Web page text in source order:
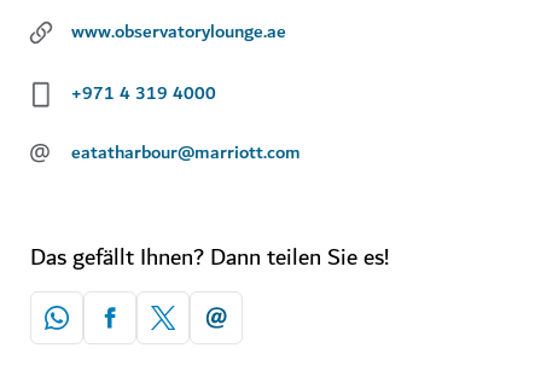
www.observatorylounge.ae
+971 4 319 4000
@ eatatharbour@marriott.com
Das gefällt Ihnen? Dann teilen Sie es!